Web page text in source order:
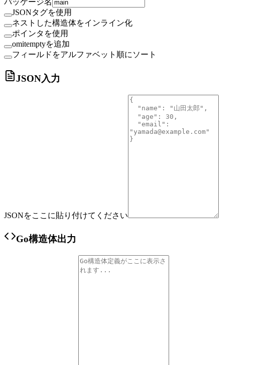
パッケージ名
JSONタグを使用
ネストした構造体をインライン化
ポインタを使用
omitemptyを追加
フィールドをアルファベット順にソート
JSON入力
JSONをここに貼り付けてください
Go構造体出力